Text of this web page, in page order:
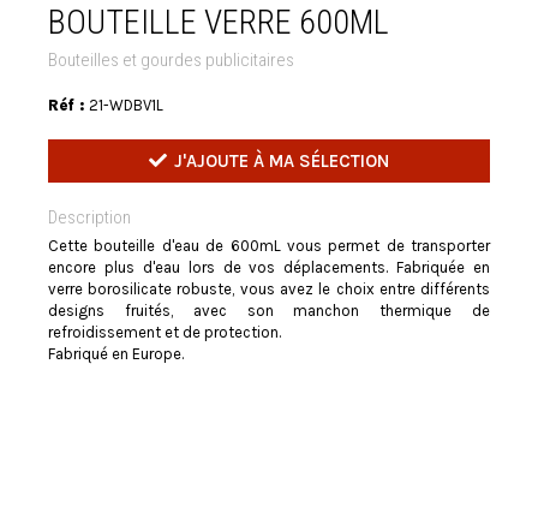
BOUTEILLE VERRE 600ML
Bouteilles et gourdes publicitaires
Réf : 21-WDBV1L
J'AJOUTE À MA SÉLECTION
Description
Cette bouteille d'eau de 600mL vous permet de transporter
encore plus d'eau lors de vos déplacements. Fabriquée en
verre borosilicate robuste, vous avez le choix entre différents
designs fruités, avec son manchon thermique de
refroidissement et de protection.
Fabriqué en Europe.